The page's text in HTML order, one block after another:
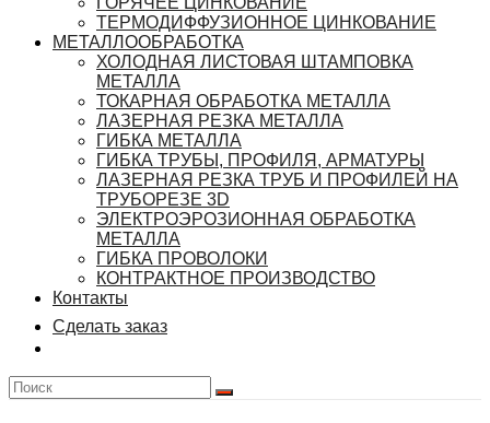
ТЕРМОДИФФУЗИОННОЕ ЦИНКОВАНИЕ
МЕТАЛЛООБРАБОТКА
ХОЛОДНАЯ ЛИСТОВАЯ ШТАМПОВКА
МЕТАЛЛА
ТОКАРНАЯ ОБРАБОТКА МЕТАЛЛА
ЛАЗЕРНАЯ РЕЗКА МЕТАЛЛА
ГИБКА МЕТАЛЛА
ГИБКА ТРУБЫ, ПРОФИЛЯ, АРМАТУРЫ
ЛАЗЕРНАЯ РЕЗКА ТРУБ И ПРОФИЛЕЙ НА
ТРУБОРЕЗЕ 3D
ЭЛЕКТРОЭРОЗИОННАЯ ОБРАБОТКА
МЕТАЛЛА
ГИБКА ПРОВОЛОКИ
КОНТРАКТНОЕ ПРОИЗВОДСТВО
Контакты
Сделать заказ